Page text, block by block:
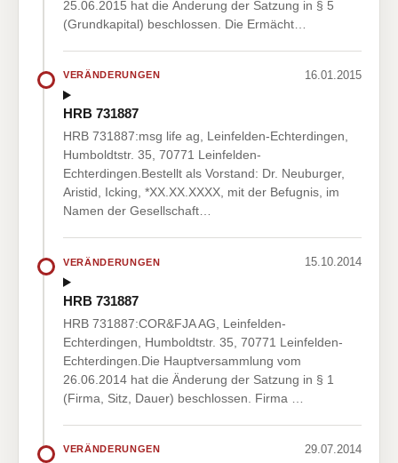
25.06.2015 hat die Änderung der Satzung in § 5
(Grundkapital) beschlossen. Die Ermächt…
VERÄNDERUNGEN 16.01.2015
HRB 731887
HRB 731887:msg life ag, Leinfelden-Echterdingen,
Humboldtstr. 35, 70771 Leinfelden-
Echterdingen.Bestellt als Vorstand: Dr. Neuburger,
Aristid, Icking, *XX.XX.XXXX, mit der Befugnis, im
Namen der Gesellschaft…
VERÄNDERUNGEN 15.10.2014
HRB 731887
HRB 731887:COR&FJA AG, Leinfelden-
Echterdingen, Humboldtstr. 35, 70771 Leinfelden-
Echterdingen.Die Hauptversammlung vom
26.06.2014 hat die Änderung der Satzung in § 1
(Firma, Sitz, Dauer) beschlossen. Firma …
VERÄNDERUNGEN 29.07.2014